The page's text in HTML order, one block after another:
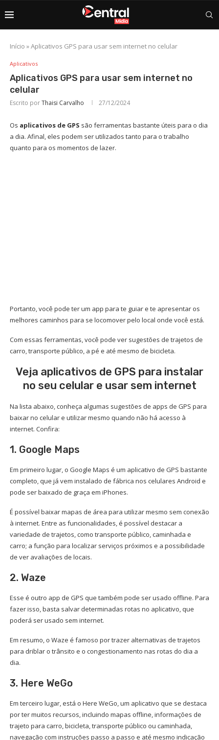
Início »Aplicativos GPS para usar sem internet no celular
Aplicativos
Aplicativos GPS para usar sem internet no
celular
Escrito porThaisi Carvalho 27/12/2024
Os aplicativos de GPS são ferramentas bastante úteis para o dia
a dia. Afinal, eles podem ser utilizados tanto para o trabalho
quanto para os momentos de lazer.
Portanto, você pode ter um app para te guiar e te apresentar os
melhores caminhos para se locomover pelo local onde você está.
Com essas ferramentas, você pode ver sugestões de trajetos de
carro, transporte público, a pé e até mesmo de bicicleta.
Veja aplicativos de GPS para instalar
no seu celular e usar sem internet
Na lista abaixo, conheça algumas sugestões de apps de GPS para
baixar no celular e utilizar mesmo quando não há acesso à
internet. Confira:
1. Google Maps
Em primeiro lugar, o Google Maps é um aplicativo de GPS bastante
completo, que já vem instalado de fábrica nos celulares Android e
pode ser baixado de graça em iPhones.
É possível baixar mapas de área para utilizar mesmo sem conexão
à internet. Entre as funcionalidades, é possível destacar a
variedade de trajetos, como transporte público, caminhada e
carro; a função para localizar serviços próximos e a possibilidade
de ver avaliações de locais.
2. Waze
Esse é outro app de GPS que também pode ser usado offline. Para
fazer isso, basta salvar determinadas rotas no aplicativo, que
poderá ser usado sem internet.
Em resumo, o Waze é famoso por trazer alternativas de trajetos
para driblar o trânsito e o congestionamento nas rotas do dia a
dia.
3. Here WeGo
Em terceiro lugar, está o Here WeGo, um aplicativo que se destaca
por ter muitos recursos, incluindo mapas offline, informações de
trajeto para carro, bicicleta, transporte público ou caminhada,
navegação com instruções passo a passo e até mesmo indicação